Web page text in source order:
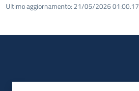
Ultimo aggiornamento: 21/05/2026 01:00.17